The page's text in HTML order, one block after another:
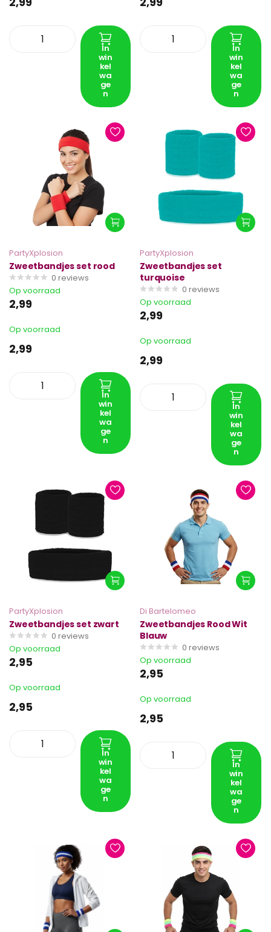
In
win
kel
wa
ge
n
In
win
kel
wa
ge
n
PartyXplosion
Zweetbandjes set rood
0 reviews
Op voorraad
2,99
Op voorraad
2,99
In
win
kel
wa
ge
n
PartyXplosion
Zweetbandjes set
turquoise
0 reviews
Op voorraad
2,99
Op voorraad
2,99
In
win
kel
wa
ge
n
PartyXplosion
Zweetbandjes set zwart
0 reviews
Op voorraad
2,95
Op voorraad
2,95
In
win
kel
wa
ge
n
Di Bartelomeo
Zweetbandjes Rood Wit
Blauw
0 reviews
Op voorraad
2,95
Op voorraad
2,95
In
win
kel
wa
ge
n